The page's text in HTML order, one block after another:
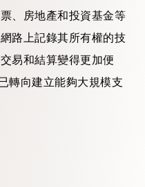
、房地產和投資基金等
路上記錄其所有權的技
易和結算變得更加便
轉向建立能夠大規模支